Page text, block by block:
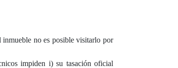
no es posible visitarlo por
impiden i) su tasación oficial